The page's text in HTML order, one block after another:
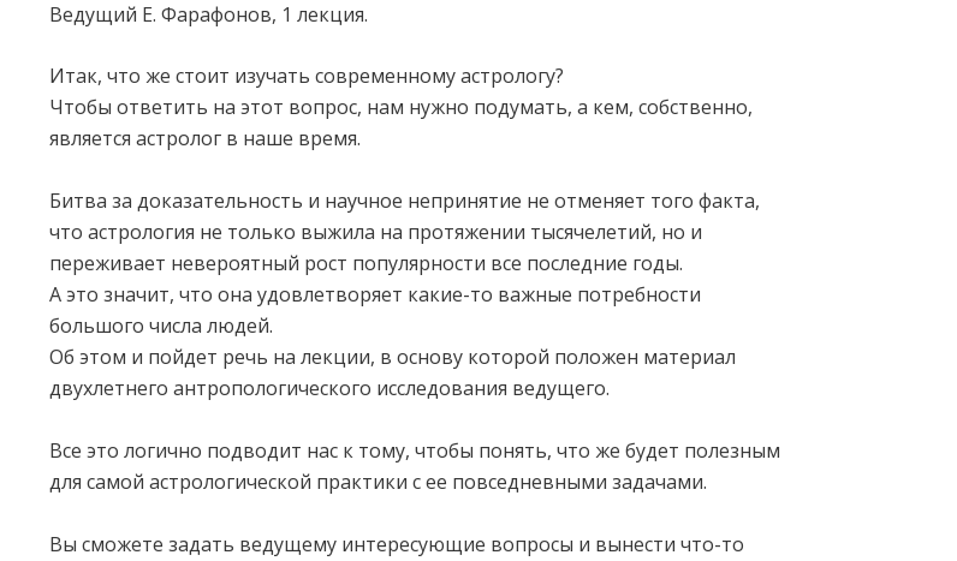
Ведущий Е. Фарафонов, 1 лекция.
Итак, что же стоит изучать современному астрологу?
Чтобы ответить на этот вопрос, нам нужно подумать, а кем, собственно,
является астролог в наше время.
Битва за доказательность и научное непринятие не отменяет того факта,
что астрология не только выжила на протяжении тысячелетий, но и
переживает невероятный рост популярности все последние годы.
А это значит, что она удовлетворяет какие-то важные потребности
большого числа людей.
Об этом и пойдет речь на лекции, в основу которой положен материал
двухлетнего антропологического исследования ведущего.
Все это логично подводит нас к тому, чтобы понять, что же будет полезным
для самой астрологической практики с ее повседневными задачами.
Вы сможете задать ведущему интересующие вопросы и вынести что-то